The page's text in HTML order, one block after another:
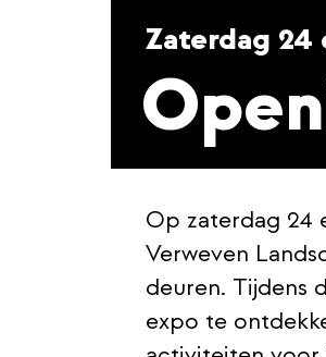
Zaterdag 24
Op zaterdag 24
Verweven
deuren. Tijdens
expo te